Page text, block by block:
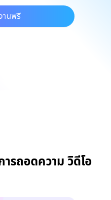
านฟรี
รถอดความ วิดีโอ